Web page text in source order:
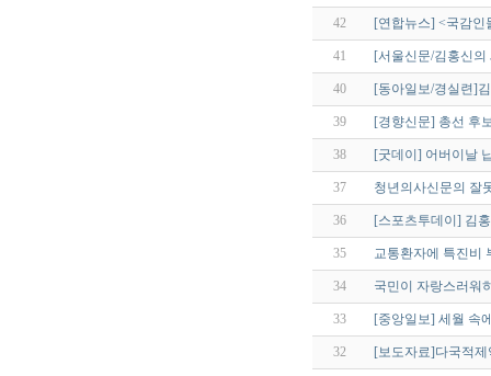
42 [연합뉴스] <국감인
41 [서울신문/김홍신
40 [동아일보/경실련]
39 [경향신문] 총선 후
38 [굿데이] 어버이날
37 청년의사신문의 잘
36 [스포츠투데이] 김
35 교통환자에 특진비
34 국민이 자랑스러워
33 [중앙일보] 세월 속
32 [보도자료]다국적제